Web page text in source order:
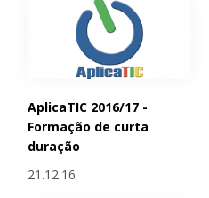
AplicaTIC 2016/17 -
Formação de curta
duração
21.12.16